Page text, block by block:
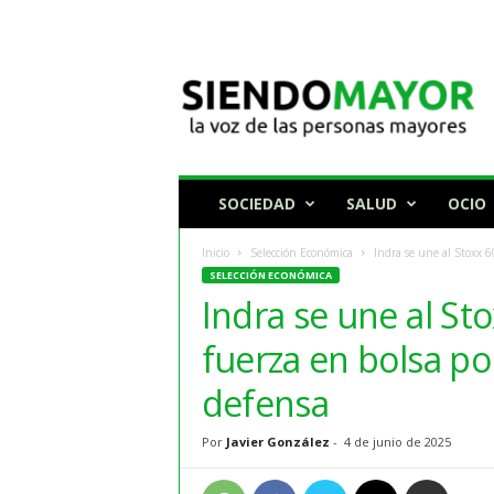
a
SOCIEDAD SALUD OCIO
Inicio Selección Económica Indra se une al Stoxx
SELECCIÓN ECONÓMICA
Indra se une al
fuerza en bolsa
defensa
Por Javier González - 4 de junio de 2025